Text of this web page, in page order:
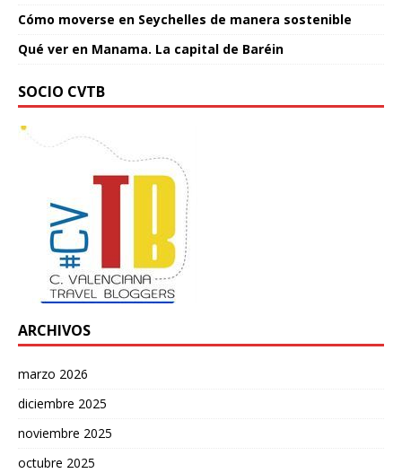
Cómo moverse en Seychelles de manera sostenible
Qué ver en Manama. La capital de Baréin
SOCIO CVTB
ARCHIVOS
marzo 2026
diciembre 2025
noviembre 2025
octubre 2025